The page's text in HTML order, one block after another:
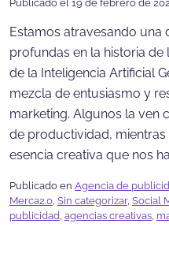
Publicado el 19 de febrero de
Estamos atravesando una
profundas en la historia
de la Inteligencia Artificial
mezcla de entusiasmo y
marketing. Algunos la ven
de productividad,
esencia creativa que nos
Publicado en Agencia de
Merca2.0, Sin categorizar, Social
publicidad, agencias creativas,